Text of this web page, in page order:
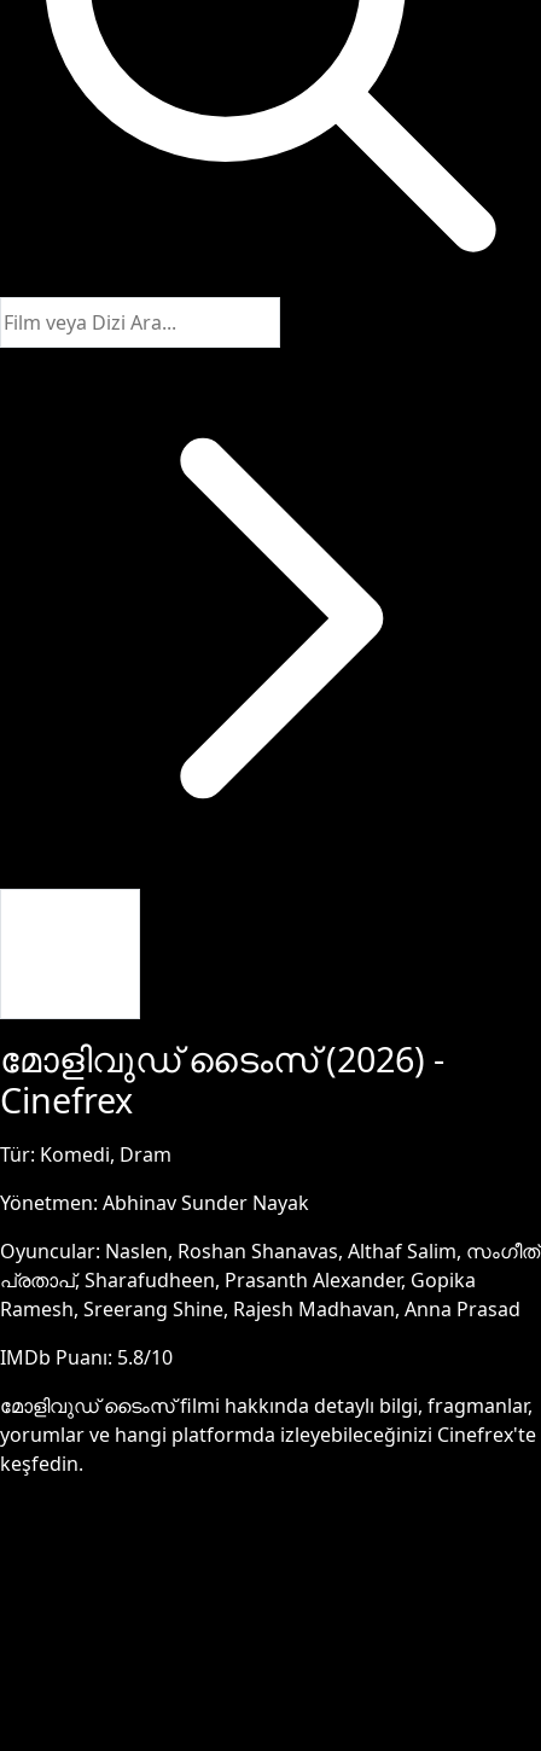
മോളിവുഡ് ടൈംസ്(2026) -
Cinefrex
Tür: Komedi, Dram
Yönetmen: Abhinav Sunder Nayak
Oyuncular: Naslen, Roshan Shanavas, Althaf Salim, സംഗീത്
പ്രതാപ്, Sharafudheen, Prasanth Alexander, Gopika
Ramesh, Sreerang Shine, Rajesh Madhavan, Anna Prasad
IMDb Puanı: 5.8/10
മോളിവുഡ് ടൈംസ്filmi hakkında detaylı bilgi, fragmanlar,
yorumlar ve hangi platformda izleyebileceğinizi Cinefrex'te
keşfedin.